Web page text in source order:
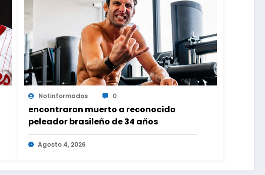
Notinformados 0
encontraron muerto a reconocido
peleador brasileño de 34 años
Agosto 4, 2026